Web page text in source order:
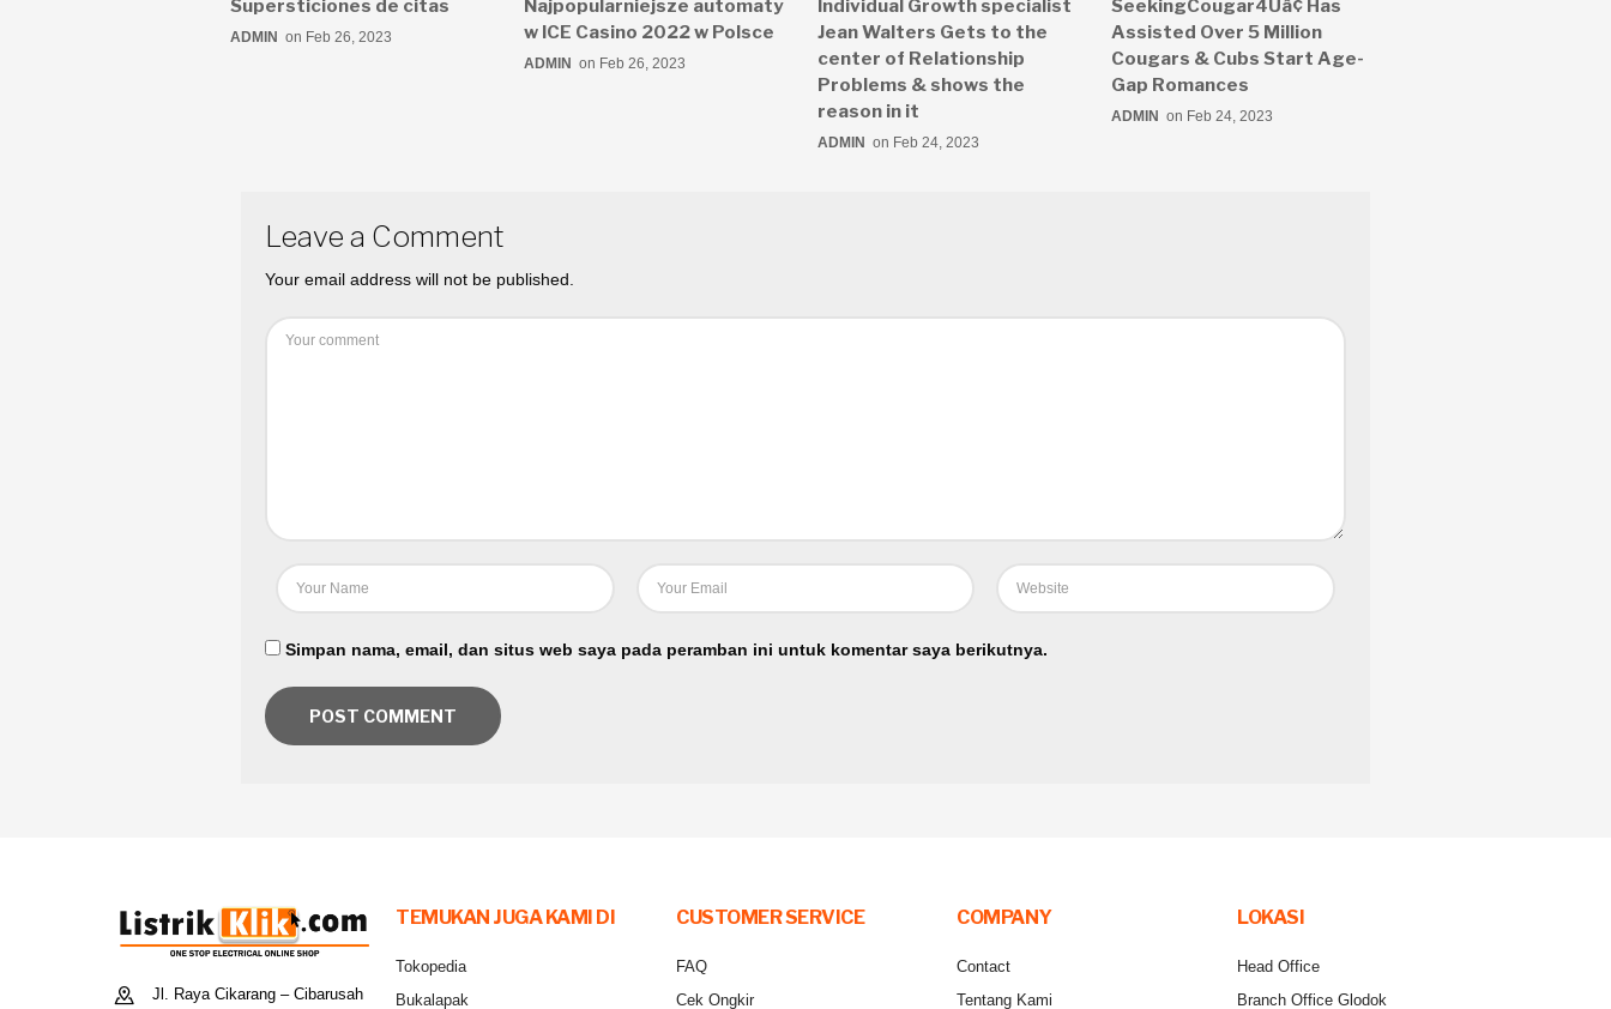
Supersticiones de citas
ADMIN on Feb 26, 2023
Najpopularniejsze automaty
w ICE Casino 2022 w Polsce
ADMIN on Feb 26, 2023
Individual Growth specialist
Jean Walters Gets to the
center of Relationship
Problems & shows the
reason in it
ADMIN on Feb 24, 2023
SeekingCougar4Uâ¢ Has
Assisted Over 5 Million
Cougars & Cubs Start Age-
Gap Romances
ADMIN on Feb 24, 2023
Leave a Comment
Your email address will not be published.
Simpan nama, email, dan situs web saya pada peramban ini untuk komentar saya berikutnya.
Jl. Raya Cikarang – Cibarusah
TEMUKAN JUGA KAMI DI
Tokopedia
Bukalapak
CUSTOMER SERVICE
FAQ
Cek Ongkir
COMPANY
Contact
Tentang Kami
LOKASI
Head Office
Branch Office Glodok